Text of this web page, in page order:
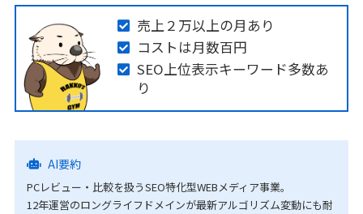
売上２万以上の月あり
コストは月数百円
SEO上位表示キーワード多数あ
り
AI要約
PCレビュー・比較を扱うSEO特化型WEBメディア事業。
12年運営のロングライフドメインが最新アルゴリズム変動にも耐